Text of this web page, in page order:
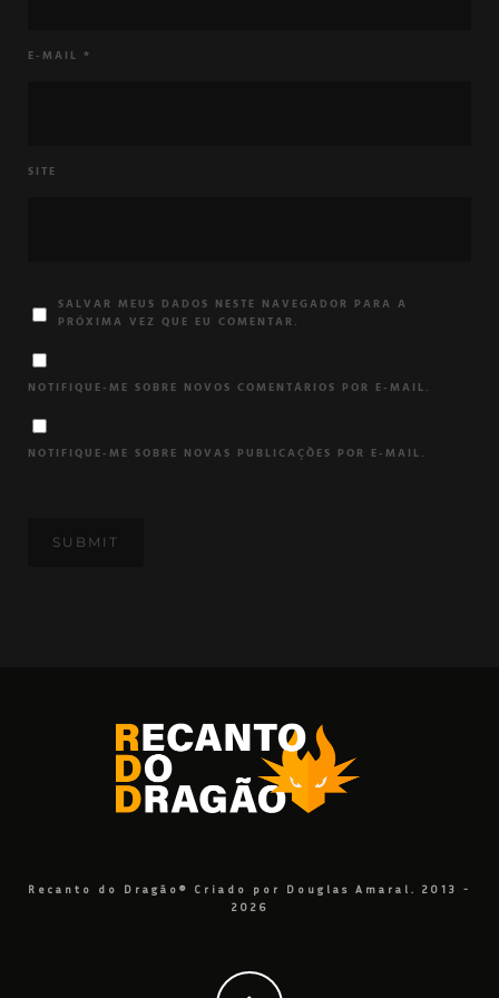
E-MAIL *
SITE
SALVAR MEUS DADOS NESTE NAVEGADOR PARA A
PRÓXIMA VEZ QUE EU COMENTAR.
NOTIFIQUE-ME SOBRE NOVOS COMENTÁRIOS POR E-MAIL.
NOTIFIQUE-ME SOBRE NOVAS PUBLICAÇÕES POR E-MAIL.
Recanto do Dragão® Criado por Douglas Amaral. 2013 -
2026